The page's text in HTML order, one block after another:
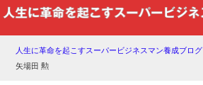
人生に革命を起こすスーパービジネスマン養成ブログ
矢場田 勲